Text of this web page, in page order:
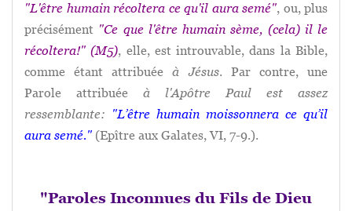
"L'être humain récoltera ce qu'il aura semé", ou, plus
précisément "Ce que l'être humain sème, (cela) il le
récoltera!" (M5), elle, est introuvable, dans la Bible,
comme étant attribuéeà Jésus. Par contre, une
Parole attribuée à l'Apôtre Paul est assez
ressemblante: "L’être humain moissonnera ce qu’il
aura semé." (Epître aux Galates, VI, 7-9.).
"Paroles Inconnues du Fils de Dieu